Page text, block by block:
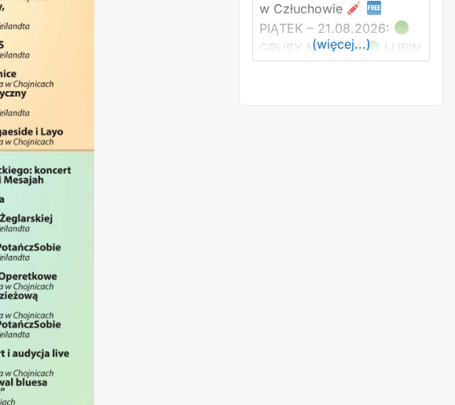
w Człuchowie
PIĄTEK – 21.08.2026:
GRUBY MIELZKY
LUBIN
(więcej...)